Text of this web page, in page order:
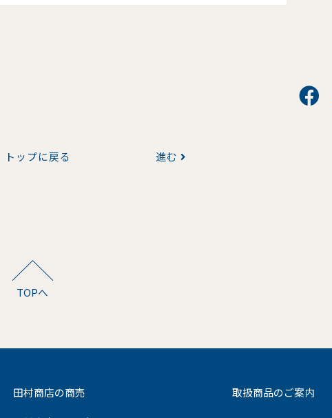
トップに戻る 進む
TOPへ
田村商店の商売 取扱商品のご案内